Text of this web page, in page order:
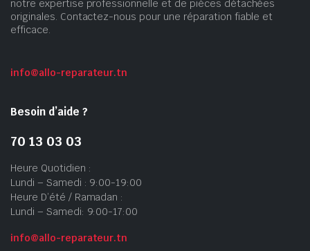
notre expertise professionnelle et de pièces détachées
originales. Contactez-nous pour une réparation fiable et
efficace.
info@allo-reparateur.tn
Besoin d’aide ?
70 13 03 03
Heure Quotidien :
Lundi – Samedi : 9:00-19:00
Heure D’été / Ramadan :
Lundi – Samedi: 9:00-17:00
info@allo-reparateur.tn